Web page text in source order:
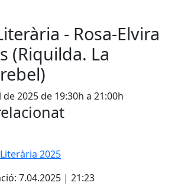
- Rosa-Elvira
(Riquilda. La
2025 de 19:30h a 21:00h
2025
7.04.2025 | 21:23